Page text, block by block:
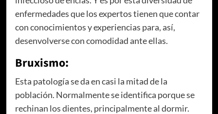
enfermedades que los expertos tienen que contar
con conocimientos y experiencias para, así,
desenvolverse con comodidad ante ellas.
Bruxismo:
Esta patología se da en casi la mitad de la
población. Normalmente se identifica porque se
rechinan los dientes, principalmente al dormir.